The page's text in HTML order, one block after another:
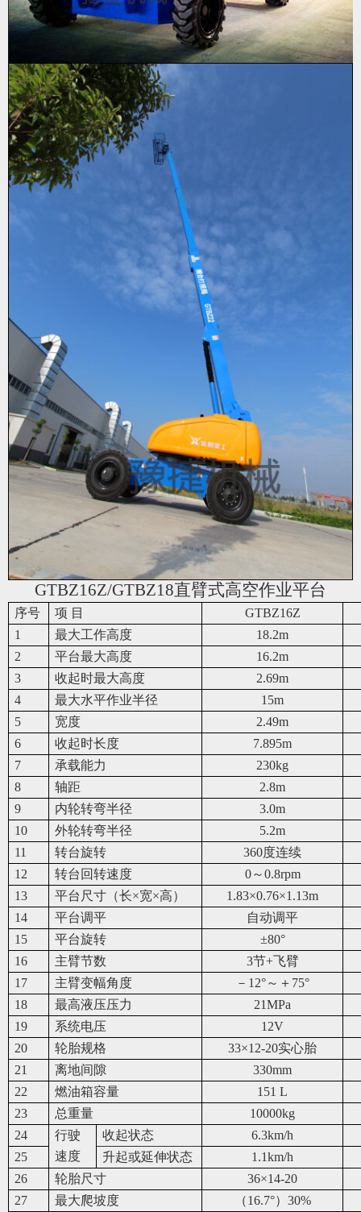
GTBZ16Z/GTBZ18直臂式高空作业平台
序号 项 目
GTBZ16Z
1
最大工作高度
18.2m
2
平台最大高度
16.2m
3
收起时最大高度
2.69m
4
最大水平作业半径
15m
5
宽度
2.49m
6
收起时长度
7.895m
7
承载能力
230kg
8
轴距
2.8m
9
内轮转弯半径
3.0m
10
外轮转弯半径
5.2m
11
转台旋转 360度连续
12
转台回转速度 0～0.8rpm
13
平台尺寸（长×宽×高） 1.83×0.76×1.13m
14
平台调平
自动调平
15
平台旋转
±80°
16
主臂节数 3节+飞臂
17
主臂变幅角度
－12°～＋75°
18
最高液压压力
21MPa
19
系统电压
12V
20
轮胎规格 33×12-20实心胎
21
离地间隙
330mm
22
燃油箱容量
151 L
23
总重量
10000kg
24
行驶
速度
收起状态
6.3km/h
25
升起或延伸状态
1.1km/h
26
轮胎尺寸 36×14-20
27
最大爬坡度 （16.7°）30%